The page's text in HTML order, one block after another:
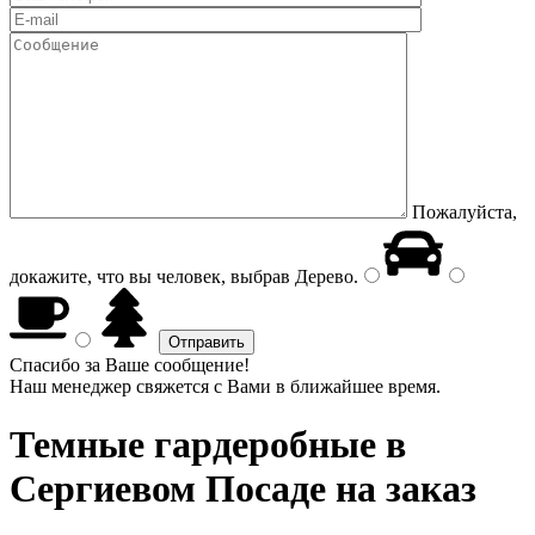
Пожалуйста,
докажите, что вы человек, выбрав Дерево.
Спасибо за Ваше сообщение!
Наш менеджер свяжется с Вами в ближайшее время.
Темные гардеробные в
Сергиевом Посаде на заказ